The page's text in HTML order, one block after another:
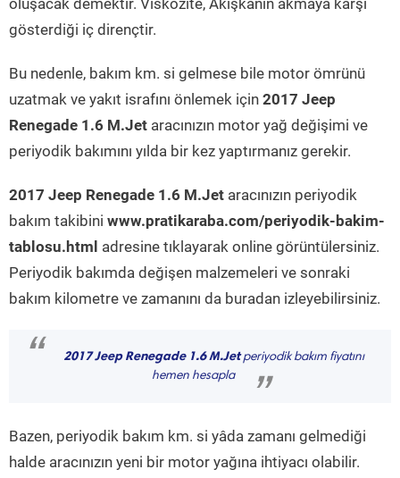
oluşacak demektir. Viskozite, Akışkanın akmaya karşı
gösterdiği iç dirençtir.
Bu nedenle, bakım km. si gelmese bile motor ömrünü
uzatmak ve yakıt israfını önlemek için 2017 Jeep
Renegade 1.6 M.Jet aracınızın motor yağ değişimi ve
periyodik bakımını yılda bir kez yaptırmanız gerekir.
2017 Jeep Renegade 1.6 M.Jet aracınızın periyodik
bakım takibini www.pratikaraba.com/periyodik-bakim-
tablosu.html adresine tıklayarak online görüntülersiniz.
Periyodik bakımda değişen malzemeleri ve sonraki
bakım kilometre ve zamanını da buradan izleyebilirsiniz.
“ 2017 Jeep Renegade 1.6 M.Jetperiyodik bakım fiyatını
hemen hesapla
”
Bazen, periyodik bakım km. si yâda zamanı gelmediği
halde aracınızın yeni bir motor yağına ihtiyacı olabilir.